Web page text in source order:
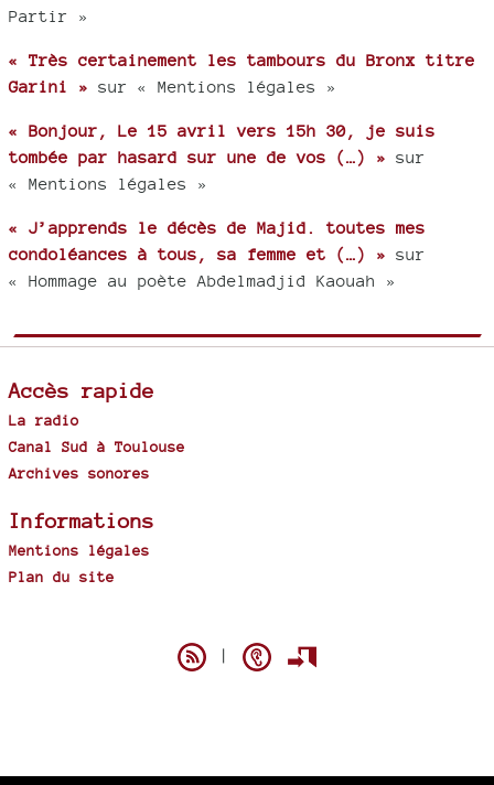
Partir »
« Très certainement les tambours du Bronx titre
Garini » sur « Mentions légales »
« Bonjour, Le 15 avril vers 15h 30, je suis
tombée par hasard sur une de vos (…) » sur
« Mentions légales »
« J’apprends le décès de Majid. toutes mes
condoléances à tous, sa femme et (…) » sur
« Hommage au poète Abdelmadjid Kaouah »
Accès rapide
La radio
Canal Sud à Toulouse
Archives sonores
Informations
Mentions légales
Plan du site
|